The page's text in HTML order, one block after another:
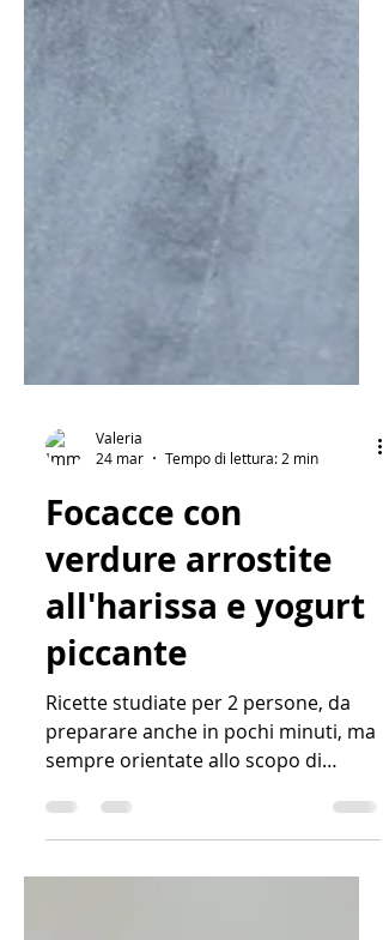
24 mar
Tempo di lettura: 2 min
Focacce con
verdure arrostite
all'harissa e yogurt
piccante
Ricette studiate per 2 persone, da
sempre orientate allo scopo di
stupire e sorprendere il commensale
di turno, per creare un momento di